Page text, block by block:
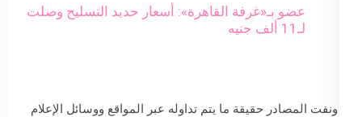
عضو بـ«غرفة القاهرة»: أسعار حديد التسليح وصلت
لـ11 ألف جنيه
ونفت المصادر حقيقة ما يتم تداوله عبر المواقع ووسائل الإعلام